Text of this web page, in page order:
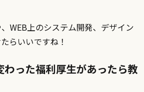
WEB上のシステム開発、デザイン
らいいですね！
わった福利厚生があったら教